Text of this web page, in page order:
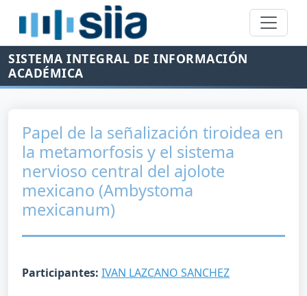
SISTEMA INTEGRAL DE INFORMACIÓN
ACADÉMICA
Papel de la señalización tiroidea en
la metamorfosis y el sistema
nervioso central del ajolote
mexicano (Ambystoma
mexicanum)
Participantes: IVAN LAZCANO SANCHEZ